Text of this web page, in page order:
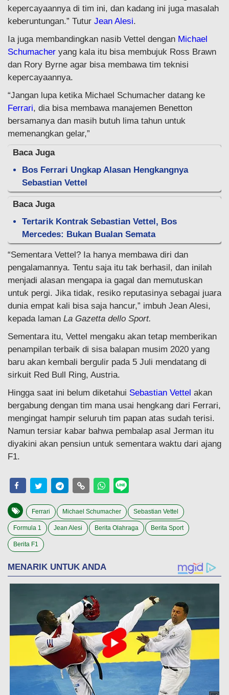
kepercayaannya di tim ini, dan kadang ini juga masalah
keberuntungan.” Tutur Jean Alesi.
Ia juga membandingkan nasib Vettel dengan Michael
Schumacher yang kala itu bisa membujuk Ross Brawn
dan Rory Byrne agar bisa membawa tim teknisi
kepercayaannya.
“Jangan lupa ketika Michael Schumacher datang ke
Ferrari, dia bisa membawa manajemen Benetton
bersamanya dan masih butuh lima tahun untuk
memenangkan gelar,”
Baca Juga
Bos Ferrari Ungkap Alasan Hengkangnya
Sebastian Vettel
Baca Juga
Tertarik Kontrak Sebastian Vettel, Bos
Mercedes: Bukan Bualan Semata
“Sementara Vettel? Ia hanya membawa diri dan
pengalamannya. Tentu saja itu tak berhasil, dan inilah
menjadi alasan mengapa ia gagal dan memutuskan
untuk pergi. Jika tidak, resiko reputasinya sebagai juara
dunia empat kali bisa saja hancur,” imbuh Jean Alesi,
kepada laman La Gazetta dello Sport.
Sementara itu, Vettel mengaku akan tetap memberikan
penampilan terbaik di sisa balapan musim 2020 yang
baru akan kembali bergulir pada 5 Juli mendatang di
sirkuit Red Bull Ring, Austria.
Hingga saat ini belum diketahui Sebastian Vettel akan
bergabung dengan tim mana usai hengkang dari Ferrari,
mengingat hampir seluruh tim papan atas sudah terisi.
Namun tersiar kabar bahwa pembalap asal Jerman itu
diyakini akan pensiun untuk sementara waktu dari ajang
F1.
Ferrari Michael Schumacher Sebastian Vettel
Formula 1 Jean Alesi Berita Olahraga Berita Sport
Berita F1